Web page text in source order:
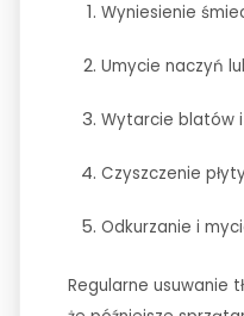
Wyniesienie
Umycie naczyń
Wytarcie blatów
Czyszczenie
Odkurzanie i
Regularne usuwanie